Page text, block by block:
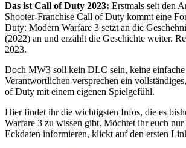
Das ist Call of Duty 2023: Erstmals seit den
Shooter-Franchise Call of Duty kommt eine
Duty: Modern Warfare 3 setzt an die
(2022) an und erzählt die Geschichte weiter.
2023.
Doch MW3 soll kein DLC sein, keine
Verantwortlichen versprechen ein
of Duty mit einem eigenen Spielgefühl.
Hier findet ihr die wichtigsten Infos, die es
Warfare 3 zu wissen gibt. Möchtet ihr euch nur
Eckdaten informieren, klickt auf den ersten